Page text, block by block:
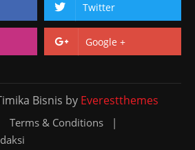
Twitter
Google +
Bisnis by Everestthemes
Terms & Conditions